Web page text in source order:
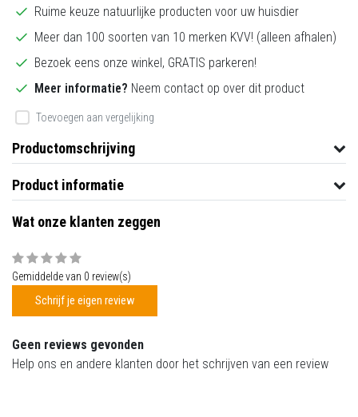
Ruime keuze natuurlijke producten voor uw huisdier
Meer dan 100 soorten van 10 merken KVV! (alleen afhalen)
Bezoek eens onze winkel, GRATIS parkeren!
Meer informatie? Neem contact op over dit product
Toevoegen aan vergelijking
Productomschrijving
Product informatie
Wat onze klanten zeggen
Gemiddelde van 0 review(s)
Schrijf je eigen review
Geen reviews gevonden
Help ons en andere klanten door het schrijven van een review